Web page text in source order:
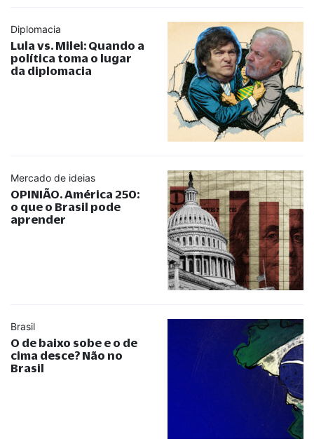
Diplomacia
Lula vs. Milei: Quando a
política toma o lugar
da diplomacia
Mercado de ideias
OPINIÃO. América 250:
o que o Brasil pode
aprender
Brasil
O de baixo sobe e o de
cima desce? Não no
Brasil